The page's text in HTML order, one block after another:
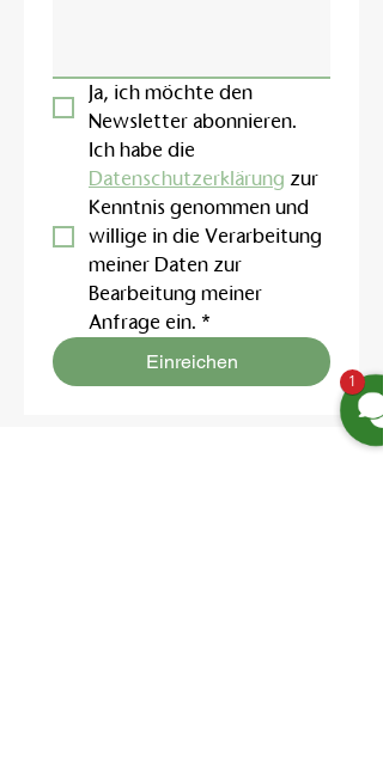
Ja, ich möchte den
Newsletter abonnieren.
Datenschutzerklärung zur
Kenntnis genommen und
willige in die Verarbeitung
meiner Daten zur
Bearbeitung meiner
Anfrage ein. *
Einreichen
1